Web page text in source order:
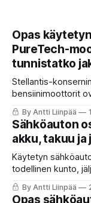
Opas
PureTech-
tunnistatko
Stellantis-
bensiinimoottorit
ensimmäisen
öljykylpyjakohihna
kalliiksi
By Antti Liinpää
Sähköauton
akku, takuu
Käytetyn
todellinen kunto,
jälleenmyyntiarvo
virheen. Lue vinkit:
By Antti Liinpää
Opas